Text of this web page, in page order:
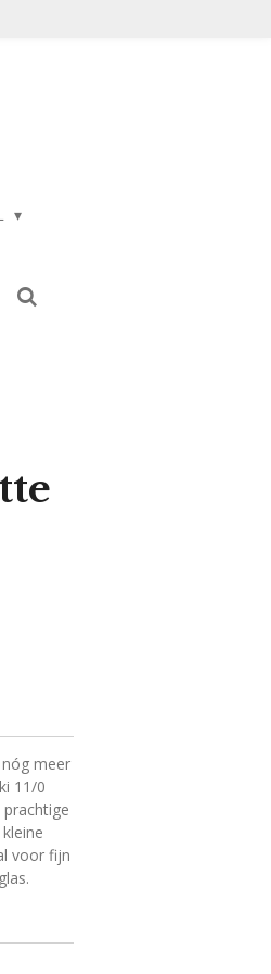
meer
11/0
voor fijn